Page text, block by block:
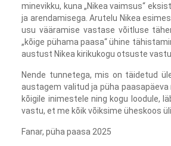
minevikku, kuna „Nikea vaimsus“
ja arendamisega. Arutelu Nikea
usu vääramise vastase võitluse
„kõige pühama paasa“ ühine
austust Nikea kirikukogu otsuste
Nende tunnetega, mis on täidetud
austagem valitud ja püha
kõigile inimestele ning kogu loodule,
vastu, et me kõik võiksime üheskoos
Fanar, püha paasa 2025